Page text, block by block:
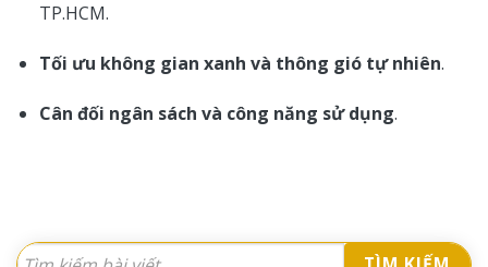
TP.HCM.
Tối ưu không gian xanh và thông gió tự nhiên.
Cân đối ngân sách và công năng sử dụng.